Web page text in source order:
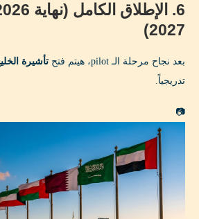
هل المقيم المصري في السعودية
الخليج 2026؟
كم مدة الإقامة المسموحة بـ GCC Grand Tours Visa؟
هل تشمل GCC Grand Tours Visa الحج؟
أنا سعودي، هل أحتاج تأشيرة الخليج
هل التأشيرة هتكون قابلة للتمديد؟
2027)
بعد نجاح مرحلة الـ pilot، هيتم فتح تأشيرة
تدريجياً.
📷